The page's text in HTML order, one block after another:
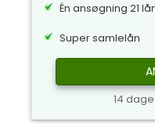
Én ansøgning 21
Super samlelån
14